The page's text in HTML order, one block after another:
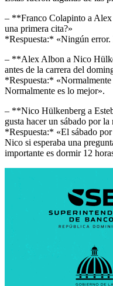
– **Franco Colapinto a
una primera cita?»
*Respuesta:* «Ningún
– **Alex Albon a Nico
antes de la carrera del
*Respuesta:*
Normalmente es lo mejor».
– **Nico Hülkenberg a
gusta hacer un sábado por
*Respuesta:* «El sábado
Nico si esperaba una
importante es dormir 12